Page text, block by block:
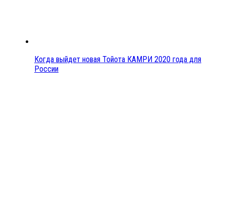
Когда выйдет новая Тойота КАМРИ 2020 года для
России